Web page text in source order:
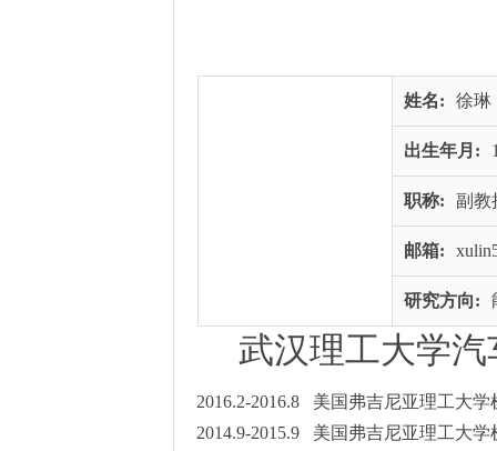
姓名: 徐琳
出生年月:
职称: 副教
邮箱:
研究方向:
武汉理工大学
2016.2-2016.8 美国弗吉尼亚理工大
2014.9-2015.9 美国弗吉尼亚理工大